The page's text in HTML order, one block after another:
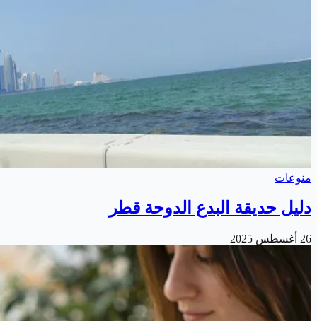
منوعات
دليل حديقة البدع الدوحة قطر
26 أغسطس 2025